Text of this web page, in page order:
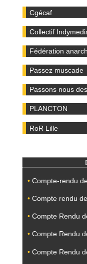
Cgécaf
Collectif
Fédération
Passez muscade
Passons nous
PLANCTON
RoR Lille
• Compte-rendu
• Compte rendu
• Compte Rendu
• Compte Rendu
• Compte Rendu